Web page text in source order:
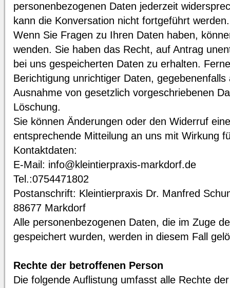
personenbezogenen Daten jederzeit
kann die Konversation nicht fortgeführt werden.
Wenn Sie Fragen zu Ihren Daten haben,
wenden. Sie haben das Recht, auf Antrag
bei uns gespeicherten Daten zu erhalten.
Berichtigung unrichtiger Daten,
Ausnahme von gesetzlich vorgeschriebenen
Löschung.
Sie können Änderungen oder den Widerruf
entsprechende Mitteilung an uns mit Wirkung
Kontaktdaten:
E-Mail: info@kleintierpraxis-markdorf.de
Tel.:0754471802
Postanschrift: Kleintierpraxis Dr. Manfred
88677 Markdorf
Alle personenbezogenen Daten, die im Zuge
gespeichert wurden, werden in diesem Fall
Rechte der betroffenen Person
Die folgende Auflistung umfasst alle Rechte